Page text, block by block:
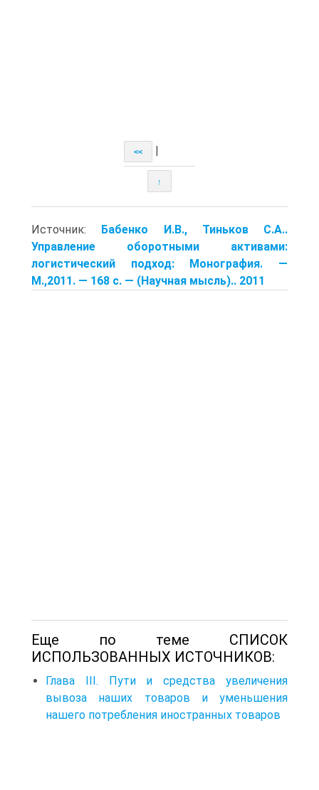
<<
↑
Источник: Бабенко И.В., Тиньков С.А..
Управление оборотными активами:
логистический подход: Монография. —
М.,2011. — 168 с. — (Научная мысль).. 2011
Еще по теме СПИСОК
ИСПОЛЬЗОВАННЫХ ИСТОЧНИКОВ:
Глава III. Пути и средства увеличения
вывоза наших товаров и уменьшения
нашего потребления иностранных товаров